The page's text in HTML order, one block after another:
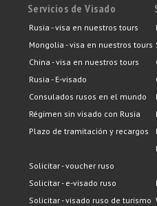
Servicios de Visado
Rusia - visa en nuestros tours
Mongolia - visa en nuestros tours
China - visa en nuestros tours
Rusia - E-visado
Consulados rusos en el mundo
Régimen sin visado con Rusia
Plazo de tramitación y recargos
Solicitar - voucher ruso
Solicitar - e-visado ruso
Solicitar - visado ruso de turismo